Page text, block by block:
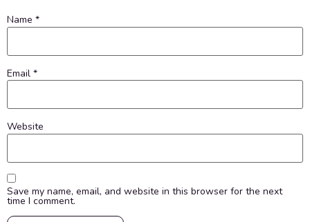
Name *
Email *
Website
Save my name, email, and website in this browser for the next
time I comment.